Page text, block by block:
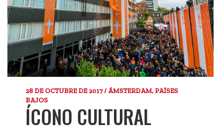
28 DE OCTUBRE DE 2017 / ÁMSTERDAM, PAÍSES
BAJOS
ÍCONO CULTURAL